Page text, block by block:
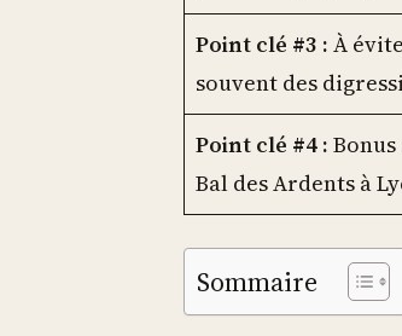
Point clé #3 : À
souvent des
Point clé #4 :
Bal des Ardents à
Sommaire